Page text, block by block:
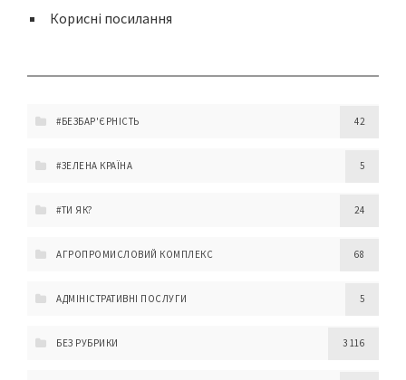
Корисні посилання
#БЕЗБАР'ЄРНІСТЬ 42
#ЗЕЛЕНА КРАЇНА 5
#ТИ ЯК? 24
АГРОПРОМИСЛОВИЙ КОМПЛЕКС 68
АДМІНІСТРАТИВНІ ПОСЛУГИ 5
БЕЗ РУБРИКИ 3 116